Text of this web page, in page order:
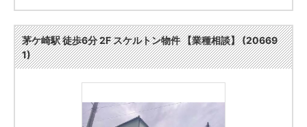
茅ケ崎駅 徒歩6分 2F スケルトン物件 【業種相談】 (20669
1)